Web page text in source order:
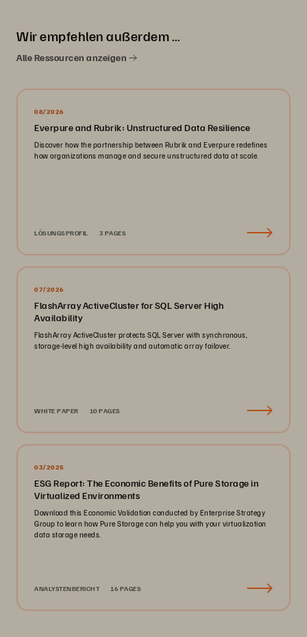
Wir empfehlen außerdem …
Alle Ressourcen anzeigen
08/2026
Everpure and Rubrik: Unstructured Data Resilience
Discover how the partnership between Rubrik and Everpure redefines
how organizations manage and secure unstructured data at scale.
LÖSUNGSPROFIL 3 PAGES
07/2026
FlashArray ActiveCluster for SQL Server High
Availability
FlashArray ActiveCluster protects SQL Server with synchronous,
storage-level high availability and automatic array failover.
WHITE PAPER 10 PAGES
03/2025
ESG Report: The Economic Benefits of Pure Storage in
Virtualized Environments
Download this Economic Validation conducted by Enterprise Strategy
Group to learn how Pure Storage can help you with your virtualization
data storage needs.
ANALYSTENBERICHT 16 PAGES